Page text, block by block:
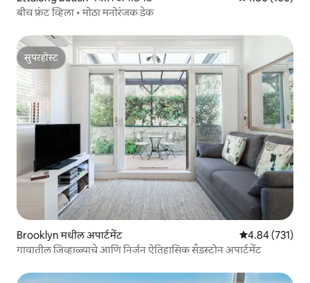
बीच फ्रंट व्हिला • मोठा मनोरंजक डेक
सुपरहोस्ट
सुपरहोस्ट
Brooklyn मधील अपार्टमेंट 5 पैकी 4.84
4.84 (731)
गावातील जिव्हाळ्याचे आणि निर्जन ऐतिहासिक सँडस्टोन अपार्टमेंट